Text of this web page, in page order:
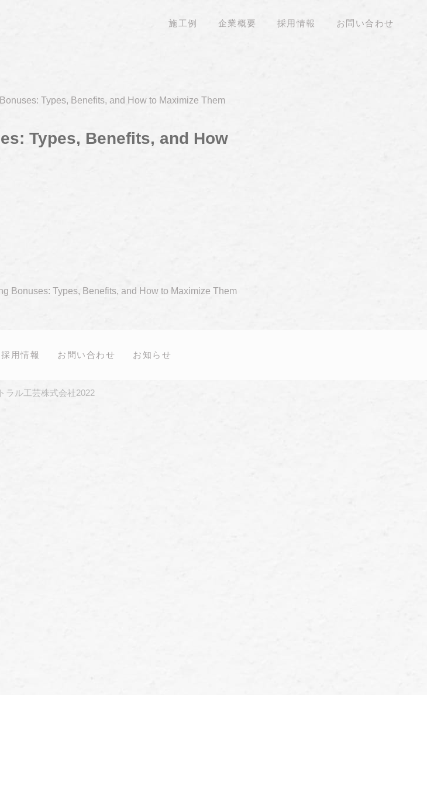
施工例 企業概要 採用情報 お問い合わせ
Types, Benefits, and How to Maximize Them
Types, Benefits, and How
Bonuses: Types, Benefits, and How to Maximize Them
採用情報 お問い合わせ お知らせ
ラル工芸株式会社2022